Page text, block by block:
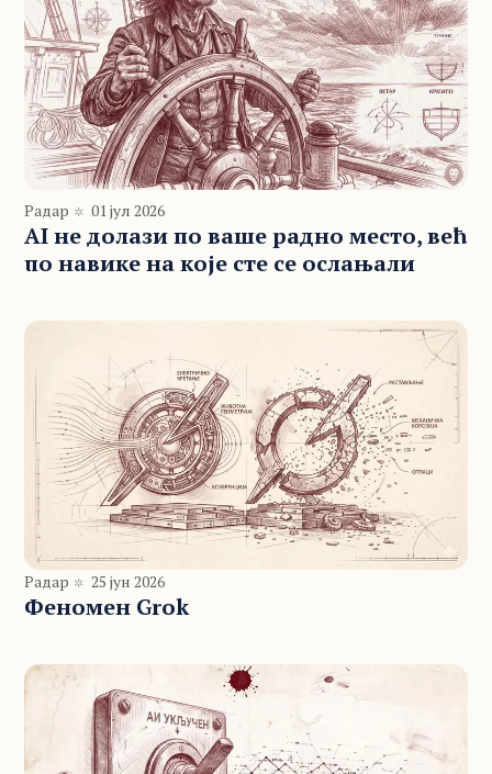
Радар 01 јул 2026
AI не долази по ваше радно место, већ
по навике на које сте се ослањали
Радар 25 јун 2026
Феномен Grok